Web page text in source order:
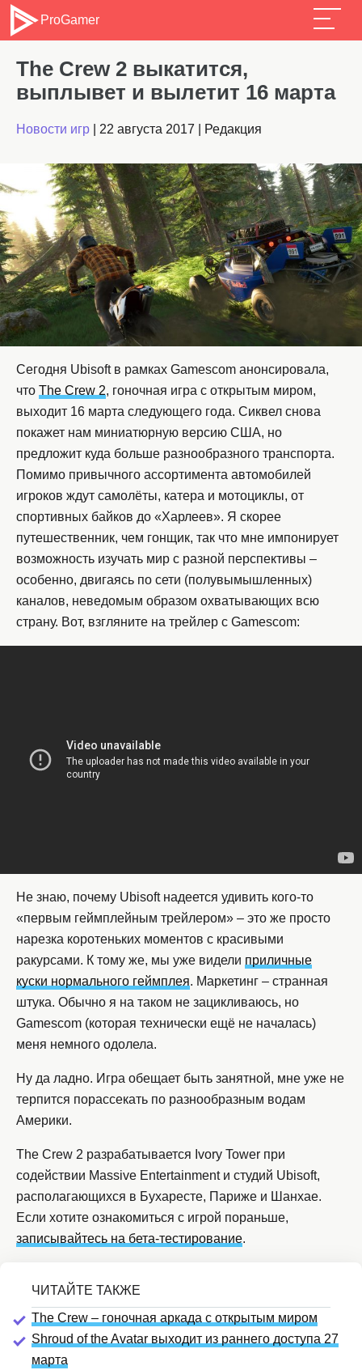
ProGamer
The Crew 2 выкатится,
выплывет и вылетит 16 марта
Новости игр 22 августа 2017 Редакция
Сегодня Ubisoft в рамках Gamescom анонсировала,
что The Crew 2, гоночная игра с открытым миром,
выходит 16 марта следующего года. Сиквел снова
покажет нам миниатюрную версию США, но
предложит куда больше разнообразного транспорта.
Помимо привычного ассортимента автомобилей
игроков ждут самолёты, катера и мотоциклы, от
спортивных байков до «Харлеев». Я скорее
путешественник, чем гонщик, так что мне импонирует
возможность изучать мир с разной перспективы –
особенно, двигаясь по сети (полувымышленных)
каналов, неведомым образом охватывающих всю
страну. Вот, взгляните на трейлер с Gamescom:
Не знаю, почему Ubisoft надеется удивить кого-то
«первым геймплейным трейлером» – это же просто
нарезка коротеньких моментов с красивыми
ракурсами. К тому же, мы уже видели приличные
куски нормального геймплея. Маркетинг – странная
штука. Обычно я на таком не зацикливаюсь, но
Gamescom (которая технически ещё не началась)
меня немного одолела.
Ну да ладно. Игра обещает быть занятной, мне уже не
терпится порассекать по разнообразным водам
Америки.
The Crew 2 разрабатывается Ivory Tower при
содействии Massive Entertainment и студий Ubisoft,
располагающихся в Бухаресте, Париже и Шанхае.
Если хотите ознакомиться с игрой пораньше,
записывайтесь на бета-тестирование.
The Crew – гоночная аркада с открытым миром
Shroud of the Avatar выходит из раннего доступа 27
марта